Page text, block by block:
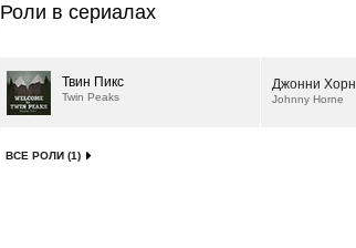
Роли в сериалах
Твин Пикс
Twin Peaks
Джонни Хорн
Johnny Horne
ВСЕ РОЛИ (1)